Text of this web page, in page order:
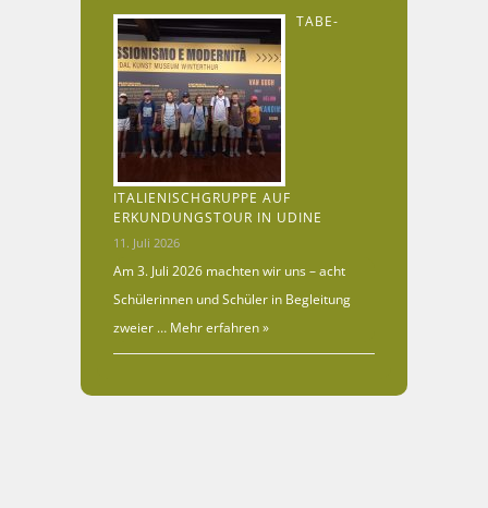
TABE-
ITALIENISCHGRUPPE AUF
ERKUNDUNGSTOUR IN UDINE
11. Juli 2026
Am 3. Juli 2026 machten wir uns – acht
Schülerinnen und Schüler in Begleitung
zweier … Mehr erfahren »